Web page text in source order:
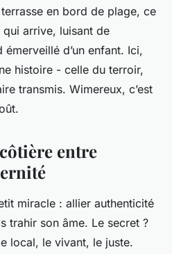
en bord de plage, ce
arrive, luisant de
d’un enfant. Ici,
histoire - celle du terroir,
transmis. Wimereux, c’est
entre
miracle : allier authenticité
trahir son âme. Le secret ?
local, le vivant, le juste.